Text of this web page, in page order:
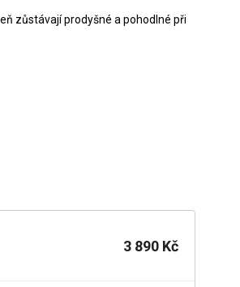
zůstávají prodyšné a pohodlné při
3 890 Kč